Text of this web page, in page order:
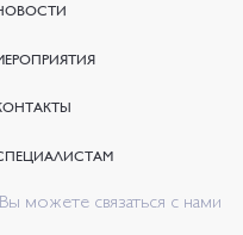
Вы можете связаться с нами